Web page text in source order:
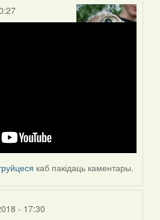
каб пакідаць каментары.
- 17:30